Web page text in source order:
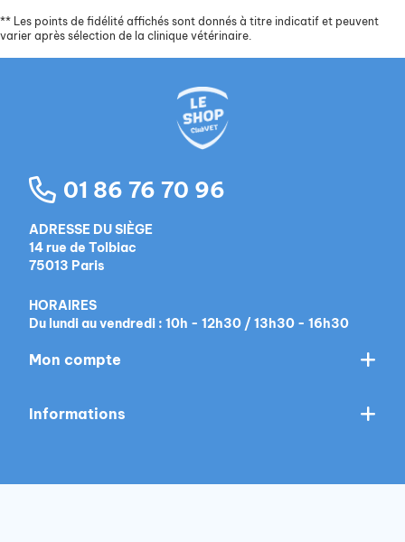
** Les points de fidélité affichés sont donnés à titre indicatif et peuvent
varier après sélection de la clinique vétérinaire.
01 86 76 70 96
ADRESSE DU SIÈGE
14 rue de Tolbiac
75013 Paris
HORAIRES
Du lundi au vendredi : 10h - 12h30 / 13h30 - 16h30
Mon compte
Informations